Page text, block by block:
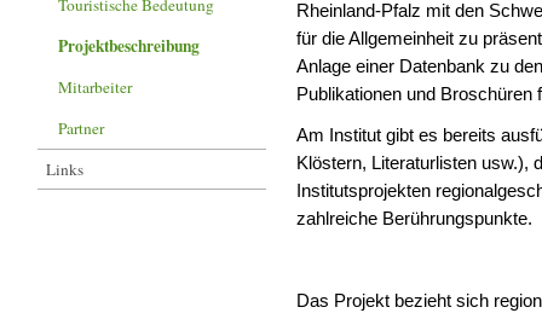
Projektbeschreibung
Mitarbeiter
Partner
Links
Rheinland-Pfalz mit den
für die Allgemeinheit zu
Anlage einer Datenbank zu
Publikationen und Broschüren
Am Institut gibt es bereits
Klöstern, Literaturlisten usw.),
Institutsprojekten
zahlreiche Berührungspunkte.
Das Projekt bezieht sich